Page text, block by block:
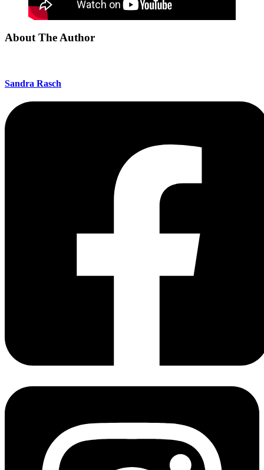
About The Author
Sandra Rasch